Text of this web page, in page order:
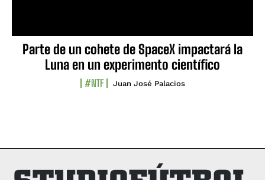
Parte de un cohete de SpaceX impactará la
Luna en un experimento científico
#NTF Juan José Palacios